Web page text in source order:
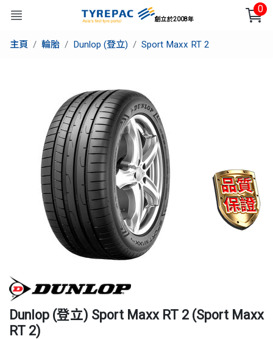
創立於2008年
0
主頁 輪胎 Dunlop (登立) Sport Maxx RT 2
Dunlop (登立) Sport Maxx RT 2 (Sport Maxx
RT 2)